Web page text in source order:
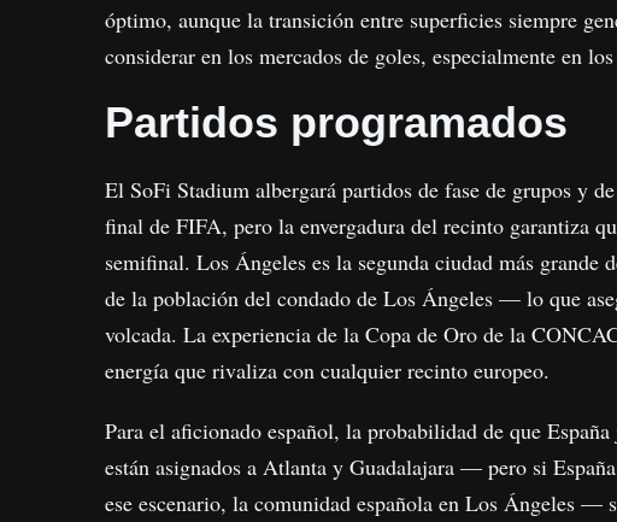
óptimo, aunque la transición entre superficies siempre
considerar en los mercados de goles, especialmente en
Partidos programados
El SoFi Stadium albergará partidos de fase de grupos y
final de FIFA, pero la envergadura del recinto garantiza
semifinal. Los Ángeles es la segunda ciudad más
de la población del condado de Los Ángeles — lo que
volcada. La experiencia de la Copa de Oro de la
energía que rivaliza con cualquier recinto europeo.
Para el aficionado español, la probabilidad de que
están asignados a Atlanta y Guadalajara — pero si
ese escenario, la comunidad española en Los Ángeles